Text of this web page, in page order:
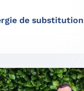
de substitution